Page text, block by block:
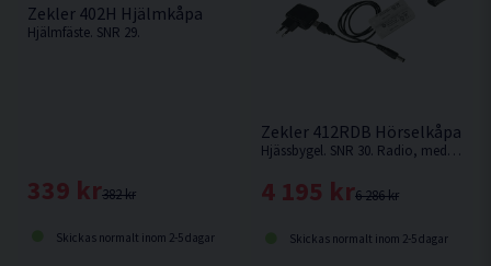
Zekler 402H Hjälmkåpa
Hjälmfäste. SNR 29.
382 kr
339 kr
Skickas normalt inom 2-5 dagar
Zekler 412RDB Hörselkåpa
Hjässbygel. SNR 30. Radio, medhörning & Bluetooth
6 286 kr
4 195 kr
Skickas normalt inom 2-5 dagar